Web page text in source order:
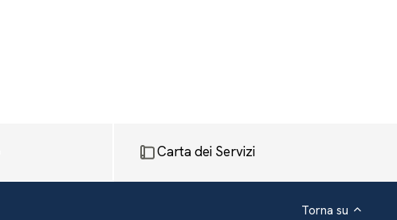
Carta dei Servizi
Torna su